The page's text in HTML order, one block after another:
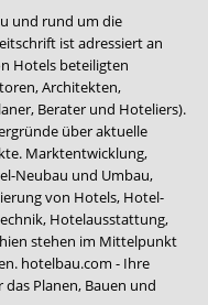
und rund um die
ist adressiert an
Hotels beteiligten
Architekten,
Berater und Hoteliers).
über aktuelle
Marktentwicklung,
Neubau und Umbau,
von Hotels, Hotel-
Hotelausstattung,
stehen im Mittelpunkt
hotelbau.com - Ihre
Planen, Bauen und